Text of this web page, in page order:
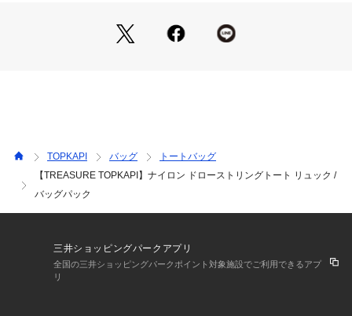
生じる場合がございますので、予めご了承ください。
TOPKAPI バッグ
トートバッグ
【TREASURE TOPKAPI】ナイロン ドローストリングトート リュック /
バッグパック
三井ショッピングパークアプリ
全国の三井ショッピングパークポイント対象施設でご利用できるアプ
リ